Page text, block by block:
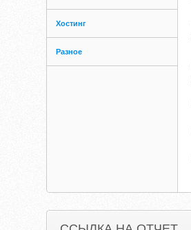
Хостинг
Разное